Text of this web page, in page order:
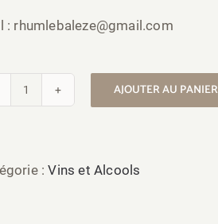
: rhumlebaleze@gmail.com
arrangé
AJOUTER AU PANIER
:Vins et Alcools